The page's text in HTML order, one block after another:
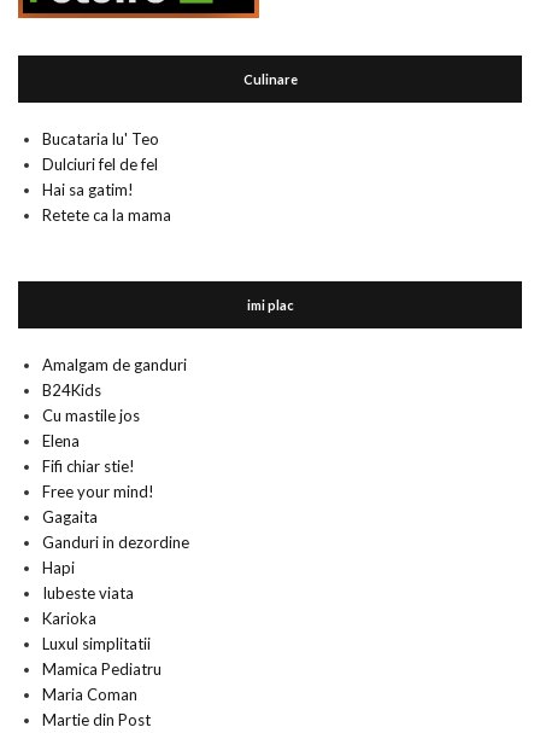
Culinare
Bucataria lu' Teo
Dulciuri fel de fel
Hai sa gatim!
Retete ca la mama
imi plac
Amalgam de ganduri
B24Kids
Cu mastile jos
Elena
Fifi chiar stie!
Free your mind!
Gagaita
Ganduri in dezordine
Hapi
Iubeste viata
Karioka
Luxul simplitatii
Mamica Pediatru
Maria Coman
Martie din Post